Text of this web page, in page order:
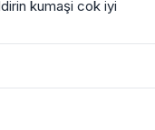
kumaşi cok iyi